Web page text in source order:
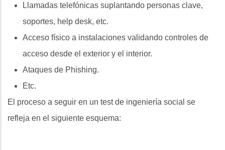
Llamadas telefónicas suplantando personas clave,
soportes, help desk, etc.
Acceso físico a instalaciones validando controles de
acceso desde el exterior y el interior.
Ataques de Phishing.
Etc.
El proceso a seguir en un test de ingeniería social se
refleja en el siguiente esquema: